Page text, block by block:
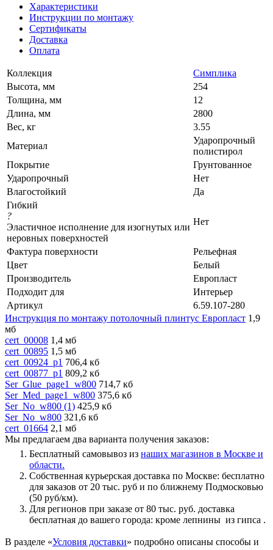
Характеристики
Инструкции по монтажу
Сертификаты
Доставка
Оплата
Коллекция
Симплика
Высота, мм
254
Толщина, мм
12
Длина, мм
2800
Вес, кг
3.55
Материал
Ударопрочный
полистирол
Покрытие
Грунтованное
Ударопрочный
Нет
Влагостойкий
Да
Гибкий
?
Эластичное исполнение для изогнутых или
неровных поверхностей
Нет
Фактура поверхности
Рельефная
Цвет
Белый
Производитель
Европласт
Подходит для
Интерьер
Артикул
6.59.107-280
Инструкция по монтажу потолочный плинтус Европласт 1,9
мб
cert_00008 1,4 мб
cert_00895 1,5 мб
cert_00924_p1 706,4 кб
cert_00877_p1 809,2 кб
Ser_Glue_page1_w800 714,7 кб
Ser_Med_page1_w800 375,6 кб
Ser_No_w800 (1) 425,9 кб
Ser_No_w800 321,6 кб
cert_01664 2,1 мб
Мы предлагаем два варианта получения заказов:
Бесплатный самовывоз из наших магазинов в Москве и
области.
Собственная курьерская доставка по Москве: бесплатно
для заказов от 20 тыс. руб и по ближнему Подмосковью
(50 руб/км).
Для регионов при заказе от 80 тыс. руб. доставка
бесплатная до вашего города: кроме лепнины из гипса .
В разделе «Условия доставки» подробно описаны способы и